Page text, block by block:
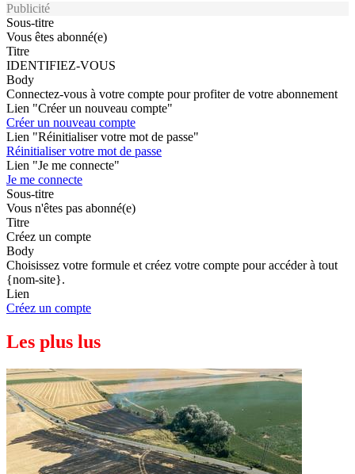
Publicité
Sous-titre
Vous êtes abonné(e)
Titre
IDENTIFIEZ-VOUS
Body
Connectez-vous à votre compte pour profiter de votre abonnement
Lien "Créer un nouveau compte"
Créer un nouveau compte
Lien "Réinitialiser votre mot de passe"
Réinitialiser votre mot de passe
Lien "Je me connecte"
Je me connecte
Sous-titre
Vous n'êtes pas abonné(e)
Titre
Créez un compte
Body
Choisissez votre formule et créez votre compte pour accéder à tout
{nom-site}.
Lien
Créez un compte
Les plus lus